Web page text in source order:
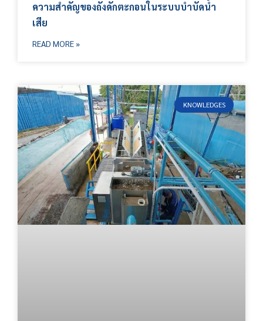
ความสำคัญของถังดักตะกอนในระบบบำบัดน้ำ
เสีย
READ MORE »
KNOWLEDGES